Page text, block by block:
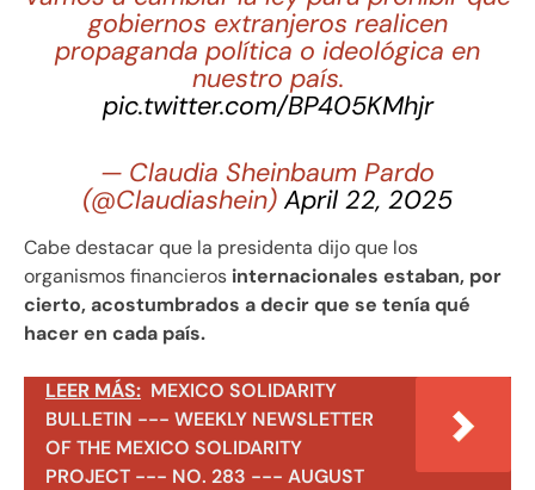
gobiernos extranjeros realicen
propaganda política o ideológica en
nuestro país.
pic.twitter.com/BP405KMhjr
— Claudia Sheinbaum Pardo
(@Claudiashein) April 22, 2025
Cabe destacar que la presidenta dijo que los
organismos financieros internacionales estaban, por
cierto, acostumbrados a decir que se tenía qué
hacer en cada país.
LEER MÁS: MEXICO SOLIDARITY
BULLETIN --- WEEKLY NEWSLETTER
OF THE MEXICO SOLIDARITY
PROJECT --- NO. 283 --- AUGUST